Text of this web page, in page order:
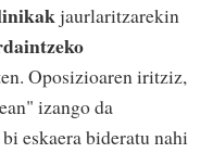
jaurlaritzarekin
Oposizioaren iritziz,
izango da
eskaera bideratu nahi